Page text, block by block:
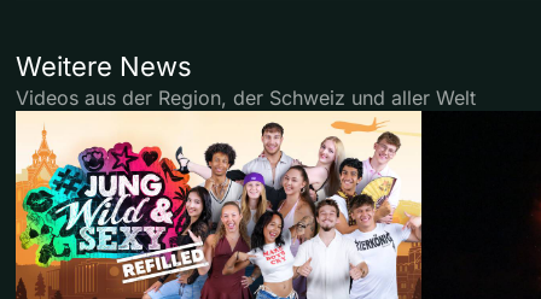
Weitere News
Videos aus der Region, der Schweiz und aller Welt